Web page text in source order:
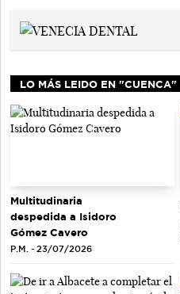
LO MÁS LEIDO EN "CUENCA"
Multitudinaria
despedida a Isidoro
Gómez Cavero
P.M. - 23/07/2026